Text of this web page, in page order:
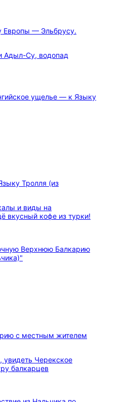
Европы — Эльбрусу.
Адыл-Су, водопад
Тролля (из
и виды на
вкусный кофе из турки!
с местным жителем
увидеть Черекское
балкарцев